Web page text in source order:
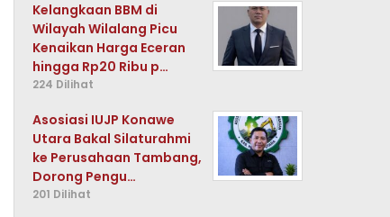
Kelangkaan BBM di
Wilayah Wilalang Picu
Kenaikan Harga Eceran
hingga Rp20 Ribu p…
224 Dilihat
Asosiasi IUJP Konawe
Utara Bakal Silaturahmi
ke Perusahaan Tambang,
Dorong Pengu…
201 Dilihat